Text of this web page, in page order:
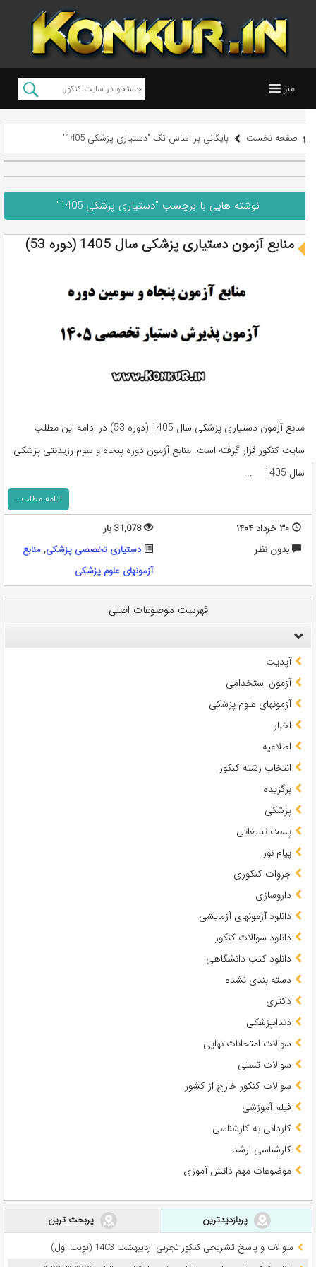
منو
صفحه نخست بایگانی بر اساس تگ "دستیاری پزشکی 1405"
نوشته هایی با برچسب "دستیاری پزشکی 1405"
منابع آزمون دستیاری پزشکی سال 1405 (دوره 53)
منابع آزمون دستیاری پزشکی سال 1405 (دوره 53) در ادامه این مطلب
سایت کنکور قرار گرفته است. منابع آزمون دوره پنجاه و سوم رزیدنتی پزشکی
سال 1405 ...
ادامه مطلب...
۳۰ خرداد ۱۴۰۴
31,078 بار
بدون نظر
دستیاری تخصصی پزشکی,منابع
آزمونهای علوم پزشکی
فهرست موضوعات اصلی
آپدیت
آزمون استخدامی
آزمونهای علوم پزشکی
اخبار
اطلاعیه
انتخاب رشته کنکور
برگزیده
پزشکی
پست تبلیغاتی
پیام نور
جزوات کنکوری
داروسازی
دانلود آزمونهای آزمایشی
دانلود سوالات کنکور
دانلود کتب دانشگاهی
دسته بندی نشده
دکتری
دندانپزشکی
سوالات امتحانات نهایی
سوالات تستی
سوالات کنکور خارج از کشور
فیلم آموزشی
کاردانی به کارشناسی
کارشناسی ارشد
موضوعات مهم دانش آموزی
پربازدیدترین
پربحث ترین
سوالات و پاسخ تشریحی کنکور تجربی اردیبهشت 1403 (نوبت اول)